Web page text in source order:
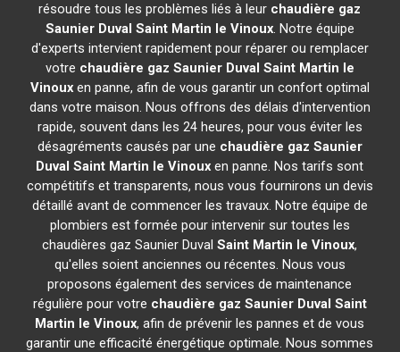
résoudre tous les problèmes liés à leur chaudière gaz
Saunier Duval Saint Martin le Vinoux. Notre équipe
d'experts intervient rapidement pour réparer ou remplacer
votre chaudière gaz Saunier Duval Saint Martin le
Vinouxen panne, afin de vous garantir un confort optimal
dans votre maison. Nous offrons des délais d'intervention
rapide, souvent dans les 24 heures, pour vous éviter les
désagréments causés par une chaudière gaz Saunier
Duval Saint Martin le Vinoux en panne. Nos tarifs sont
compétitifs et transparents, nous vous fournirons un devis
détaillé avant de commencer les travaux. Notre équipe de
plombiers est formée pour intervenir sur toutes les
chaudières gaz Saunier DuvalSaint Martin le Vinoux,
qu'elles soient anciennes ou récentes. Nous vous
proposons également des services de maintenance
régulière pour votre chaudière gaz Saunier Duval Saint
Martin le Vinoux, afin de prévenir les pannes et de vous
garantir une efficacité énergétique optimale. Nous sommes